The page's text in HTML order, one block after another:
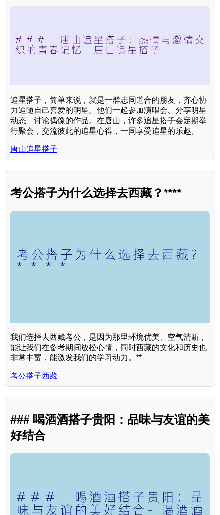
追星搭子，简单来说，就是一群志同道合的朋友，齐心协
力追随自己喜爱的明星。他们一起参加演唱会、分享明星
动态、讨论偶像的作品。在唐山，许多追星搭子会定期举
行聚会，交流彼此的追星心得，一同享受追星的乐趣。
唐山追星搭子
考公搭子为什么选择去西藏？****
我们选择去西藏考公，是因为那里环境优美、空气清新，
能让我们在备考期间放松心情，同时西藏的文化和历史也
非常丰富，能激发我们的学习动力。**
考公搭子西藏
### 喝酒酒搭子贵阳：品味与友谊的美
好结合